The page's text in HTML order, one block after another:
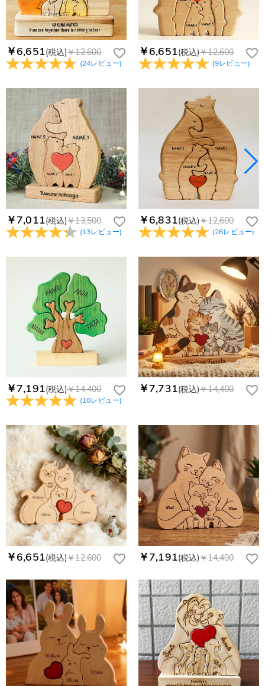
￥6,651(税込)￥12,600
(24レビュー)
￥6,651(税込)￥12,600
(9レビュー)
￥7,011(税込)￥13,500
(13レビュー)
￥6,831(税込)￥12,600
(26レビュー)
￥7,191(税込)￥14,400
(10レビュー)
￥7,731(税込)￥14,400
￥6,651(税込)￥12,600 ￥7,191(税込)￥14,400